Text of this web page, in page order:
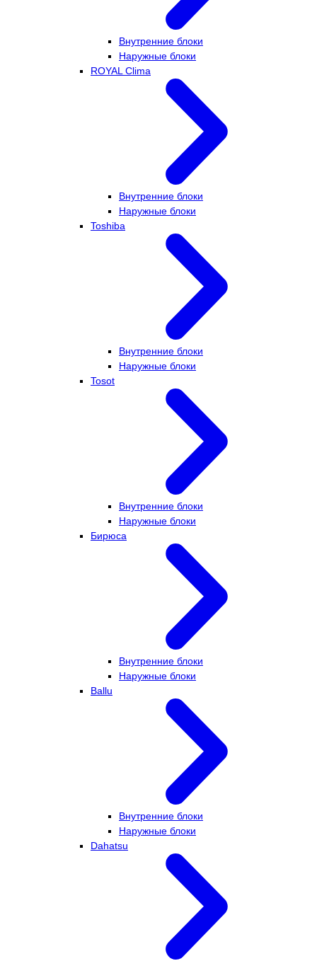
Внутренние блоки
Наружные блоки
ROYAL Clima
Внутренние блоки
Наружные блоки
Toshiba
Внутренние блоки
Наружные блоки
Tosot
Внутренние блоки
Наружные блоки
Бирюса
Внутренние блоки
Наружные блоки
Ballu
Внутренние блоки
Наружные блоки
Dahatsu